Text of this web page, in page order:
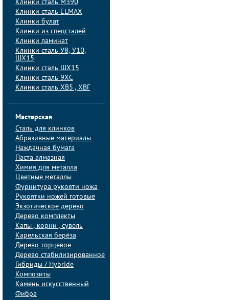
Клинки сталь M390
Клинки сталь ELMAX
Клинки булат
Клинки из спецсталей
Клинки ламинат
Клинки сталь У8, У10,
ШХ15
Клинки сталь ШХ15
Клинки сталь 9ХС
Клинки сталь ХВ5 , ХВГ
Мастерская
Сталь для клинков
Абразивные материалы
Наждачная бумага
Паста алмазная
Химия для металла
Цветные металлы
Фурнитура рукояти ножа
Рукоятки ножей готовые
Экзотическое дерево
Дерево комплекты
Капы , корни , сувель
Карельская берёза
Дерево торцевое
Дерево стабилизированное
Гибриды / Hybride
Композиты
Камень искусственный
Фибра